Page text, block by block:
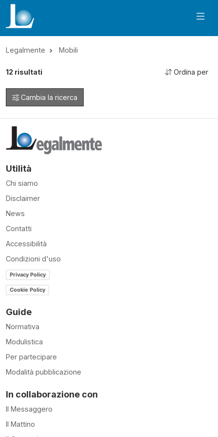
Legalmente Mobili
12 risultati Ordina per
Cambia la ricerca
Utilità
Chi siamo
Disclaimer
News
Contatti
Accessibilità
Condizioni d'uso
Privacy Policy
Cookie Policy
Guide
Normativa
Modulistica
Per partecipare
Modalità pubblicazione
In collaborazione con
Il Messaggero
Il Mattino